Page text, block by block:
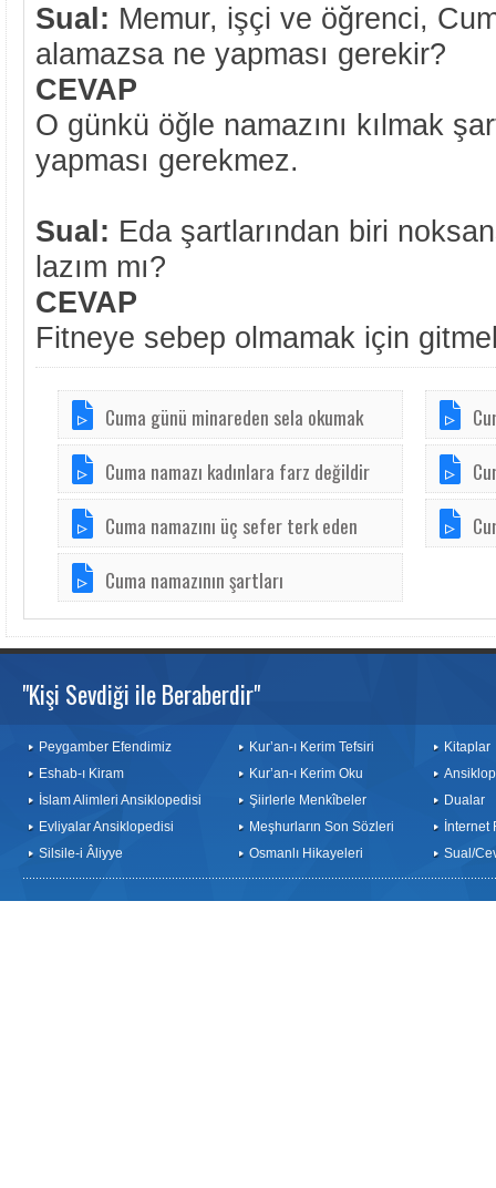
Sual: Memur, işçi ve öğrenci,
alamazsa ne yapması gerekir?
CEVAP
O günkü öğle namazını kılmak
yapması gerekmez.
Sual: Eda şartlarından biri
lazım mı?
CEVAP
Fitneye sebep olmamak için
Cuma günü minareden sela okumak
Cuma namazı kadınlara farz değildir
Cuma namazını üç sefer terk eden
Cuma namazının şartları
"Kişi Sevdiği ile Beraberdir"
Peygamber Efendimiz
Eshab-ı Kiram
İslam Alimleri Ansiklopedisi
Evliyalar Ansiklopedisi
Silsile-i Âliyye
Kur’an-ı Kerim Tefsiri
Kur’an-ı Kerim Oku
Şiirlerle Menkîbeler
Meşhurların Son Sözleri
Osmanlı Hikayeleri
Kitaplar
Dualar
İnternet
Sual/